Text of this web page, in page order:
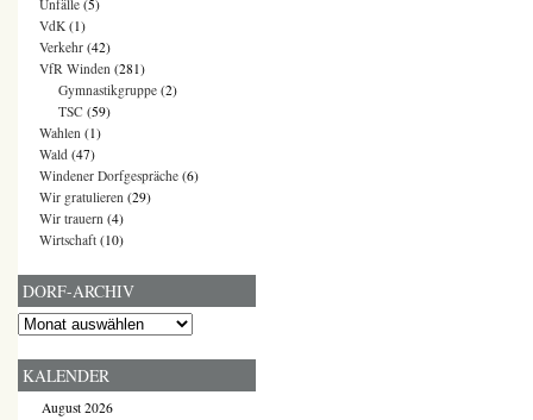
Unfälle (5)
VdK (1)
Verkehr (42)
VfR Winden (281)
Gymnastikgruppe (2)
TSC (59)
Wahlen (1)
Wald (47)
Windener Dorfgespräche (6)
Wir gratulieren (29)
Wir trauern (4)
Wirtschaft (10)
DORF-ARCHIV
Dorf-
KALENDER
August 2026